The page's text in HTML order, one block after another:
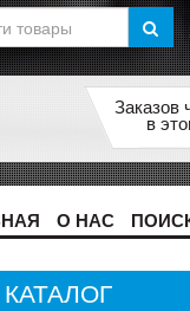
Заказов
в
О НАС
КАТАЛОГ